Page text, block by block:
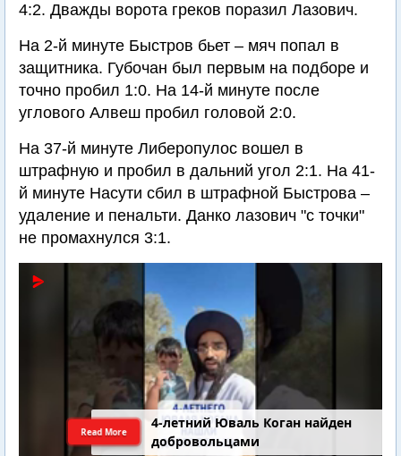
4:2. Дважды ворота греков поразил Лазович.
На 2-й минуте Быстров бьет – мяч попал в
защитника. Губочан был первым на подборе и
точно пробил 1:0. На 14-й минуте после
углового Алвеш пробил головой 2:0.
На 37-й минуте Либеропулос вошел в
штрафную и пробил в дальний угол 2:1. На 41-
й минуте Насути сбил в штрафной Быстрова –
удаление и пенальти. Данко лазович "с точки"
не промахнулся 3:1.
4-летний Юваль Коган найден
добровольцами
Read More